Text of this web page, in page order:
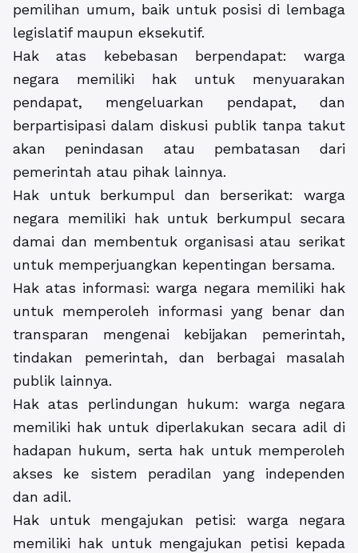
pemilihan umum, baik untuk posisi di lembaga
legislatif maupun eksekutif.
Hak atas kebebasan berpendapat: warga
negara memiliki hak untuk menyuarakan
pendapat, mengeluarkan pendapat, dan
berpartisipasi dalam diskusi publik tanpa takut
akan penindasan atau pembatasan dari
pemerintah atau pihak lainnya.
Hak untuk berkumpul dan berserikat: warga
negara memiliki hak untuk berkumpul secara
damai dan membentuk organisasi atau serikat
untuk memperjuangkan kepentingan bersama.
Hak atas informasi: warga negara memiliki hak
untuk memperoleh informasi yang benar dan
transparan mengenai kebijakan pemerintah,
tindakan pemerintah, dan berbagai masalah
publik lainnya.
Hak atas perlindungan hukum: warga negara
memiliki hak untuk diperlakukan secara adil di
hadapan hukum, serta hak untuk memperoleh
akses ke sistem peradilan yang independen
dan adil.
Hak untuk mengajukan petisi: warga negara
memiliki hak untuk mengajukan petisi kepada